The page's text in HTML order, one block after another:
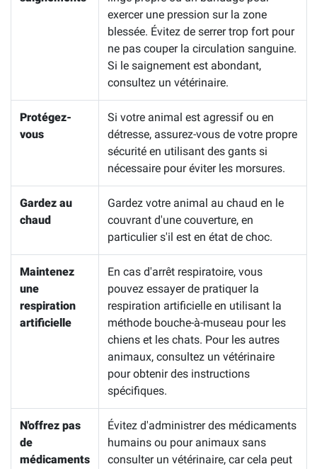
exercer une pression sur la zone
blessée. Évitez de serrer trop fort pour
ne pas couper la circulation sanguine.
Si le saignement est abondant,
consultez un vétérinaire.
Protégez-
vous
Si votre animal est agressif ou en
détresse, assurez-vous de votre propre
sécurité en utilisant des gants si
nécessaire pour éviter les morsures.
Gardez au
chaud
Gardez votre animal au chaud en le
couvrant d'une couverture, en
particulier s'il est en état de choc.
Maintenez
une
respiration
artificielle
En cas d'arrêt respiratoire, vous
pouvez essayer de pratiquer la
respiration artificielle en utilisant la
méthode bouche-à-museau pour les
chiens et les chats. Pour les autres
animaux, consultez un vétérinaire
pour obtenir des instructions
spécifiques.
N'offrez pas
de
médicaments
Évitez d'administrer des médicaments
humains ou pour animaux sans
consulter un vétérinaire, car cela peut